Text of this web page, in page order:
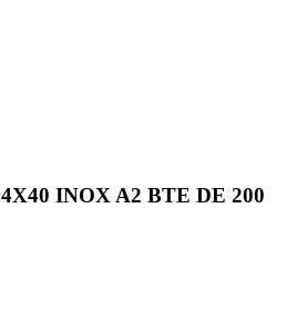
INOX A2 BTE DE 200